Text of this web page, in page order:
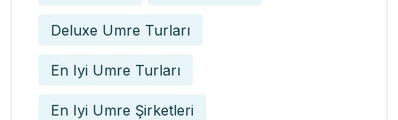
Deluxe Umre Turları
En Iyi Umre Turları
En Iyi Umre Şirketleri